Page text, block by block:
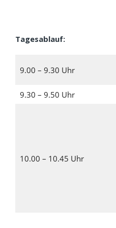
Tagesablauf:
9.00 – 9.30 Uhr
9.30 – 9.50 Uhr
10.00 – 10.45 Uhr